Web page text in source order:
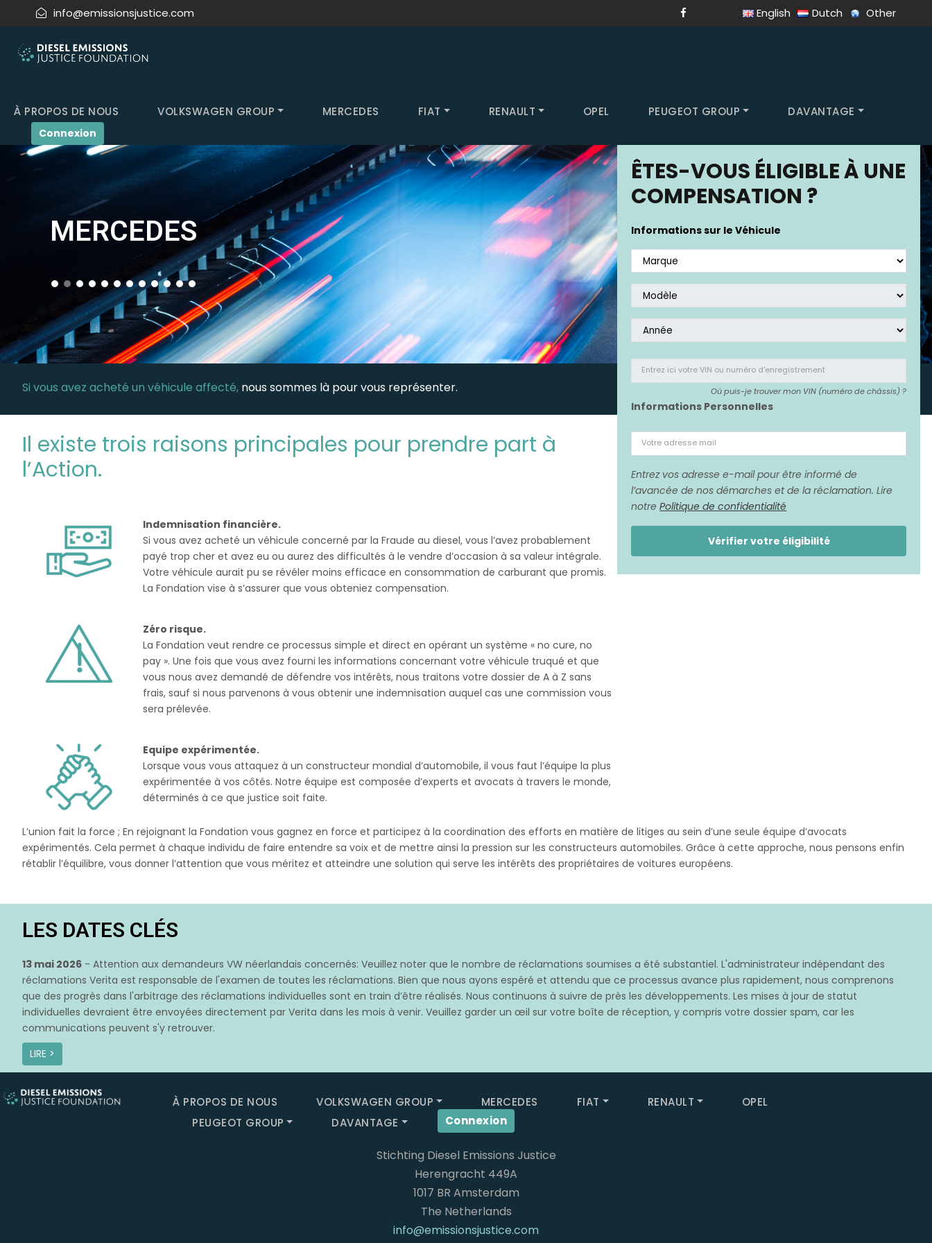
info@emissionsjustice.com English Dutch Other
À PROPOS DE NOUS VOLKSWAGEN GROUP MERCEDES FIAT RENAULT OPEL PEUGEOT GROUP DAVANTAGE
Connexion
MERCEDES
ÊTES-VOUS ÉLIGIBLE À UNE
COMPENSATION ?
Informations sur le Véhicule
Entrez ici votre VIN ou numéro d'enregistrement
Où puis-je trouver mon VIN (numéro de châssis) ?
Informations Personnelles
Votre adresse mail
Entrez vos adresse e-mail pour être informé de
l’avancée de nos démarches et de la réclamation. Lire
notrePolitique de confidentialité
Vérifier votre éligibilité
Si vous avez acheté un véhicule affecté, nous sommes là pour vous représenter.
Il existe trois raisons principales pour prendre part à
l’Action.
Indemnisation financière.
Si vous avez acheté un véhicule concerné par la Fraude au diesel, vous l’avez probablement
payé trop cher et avez eu ou aurez des difficultés à le vendre d’occasion à sa valeur intégrale.
Votre véhicule aurait pu se révéler moins efficace en consommation de carburant que promis.
La Fondation vise à s’assurer que vous obteniez compensation.
Zéro risque.
La Fondation veut rendre ce processus simple et direct en opérant un système « no cure, no
pay ». Une fois que vous avez fourni les informations concernant votre véhicule truqué et que
vous nous avez demandé de défendre vos intérêts, nous traitons votre dossier de A à Z sans
frais, sauf si nous parvenons à vous obtenir une indemnisation auquel cas une commission vous
sera prélevée.
Equipe expérimentée.
Lorsque vous vous attaquez à un constructeur mondial d’automobile, il vous faut l’équipe la plus
expérimentée à vos côtés. Notre équipe est composée d’experts et avocats à travers le monde,
déterminés à ce que justice soit faite.
L’union fait la force ; En rejoignant la Fondation vous gagnez en force et participez à la coordination des efforts en matière de litiges au sein d’une seule équipe d’avocats
expérimentés. Cela permet à chaque individu de faire entendre sa voix et de mettre ainsi la pression sur les constructeurs automobiles. Grâce à cette approche, nous pensons enfin
rétablir l’équilibre, vous donner l’attention que vous méritez et atteindre une solution qui serve les intérêts des propriétaires de voitures européens.
LES DATES CLÉS
13 mai 2026 - Attention aux demandeurs VW néerlandais concernés: Veuillez noter que le nombre de réclamations soumises a été substantiel. L'administrateur indépendant des
réclamations Verita est responsable de l'examen de toutes les réclamations. Bien que nous ayons espéré et attendu que ce processus avance plus rapidement, nous comprenons
que des progrès dans l'arbitrage des réclamations individuelles sont en train d’être réalisés. Nous continuons à suivre de près les développements. Les mises à jour de statut
individuelles devraient être envoyées directement par Verita dans les mois à venir. Veuillez garder un œil sur votre boîte de réception, y compris votre dossier spam, car les
communications peuvent s'y retrouver.
LIRE >
À PROPOS DE NOUS VOLKSWAGEN GROUP MERCEDES FIAT RENAULT
OPEL
PEUGEOT GROUP
DAVANTAGE Connexion
Stichting Diesel Emissions Justice
Herengracht 449A
1017 BR Amsterdam
The Netherlands
info@emissionsjustice.com